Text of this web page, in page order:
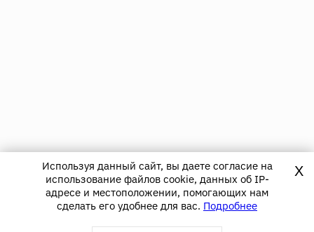
Используя данный сайт, вы даете согласие на
использование файлов cookie, данных об IP-
адресе и местоположении, помогающих нам
сделать его удобнее для вас. Подробнее
X